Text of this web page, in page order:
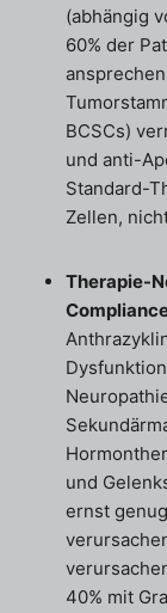
(abhängig
60% der
BCSCs)
und anti-
Standard-
Zellen,
Therapie-
und
ernst
40% mit